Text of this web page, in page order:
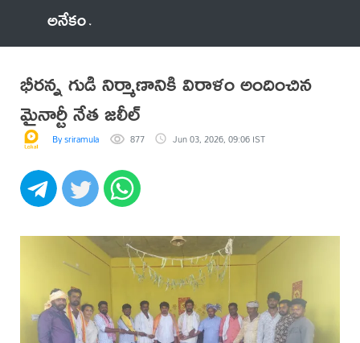
అనేకం
భీరన్న గుడి నిర్మాణానికి విరాళం అందించిన
మైనార్టీ నేత జలీల్
By sriramula 877 Jun 03, 2026, 09:06 IST